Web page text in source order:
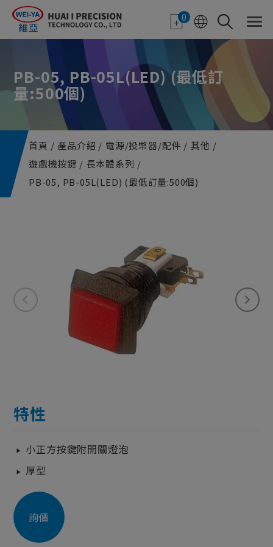
0
PB-05, PB-05L(LED) (最低訂
量:500個)
首頁 產品介紹 電源/投幣器/配件
其他
遊戲機按鍵
長本體系列
PB-05, PB-05L(LED) (最低訂量:500個)
特性
小正方按鍵附開關燈泡
厚型
詢價
Cookie管理面板